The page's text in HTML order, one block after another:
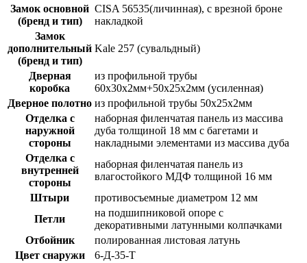
Замок основной
(бренд и тип)
CISA 56535(личинная), с врезной броне
накладкой
Замок
дополнительный
(бренд и тип)
Kale 257 (сувальдный)
Дверная
коробка
из профильной трубы
60х30х2мм+50х25х2мм (усиленная)
Дверное полотно из профильной трубы 50х25х2мм
Отделка с
наружной
стороны
наборная филенчатая панель из массива
дуба толщиной 18 мм с багетами и
накладными элементами из массива дуба
Отделка с
внутренней
стороны
наборная филенчатая панель из
влагостойкого МДФ толщиной 16 мм
Штыри
противосъемные диаметром 12 мм
Петли
на подшипниковой опоре с
декоративными латунными колпачками
Отбойник
полированная листовая латунь
Цвет снаружи
6-Д-35-Т